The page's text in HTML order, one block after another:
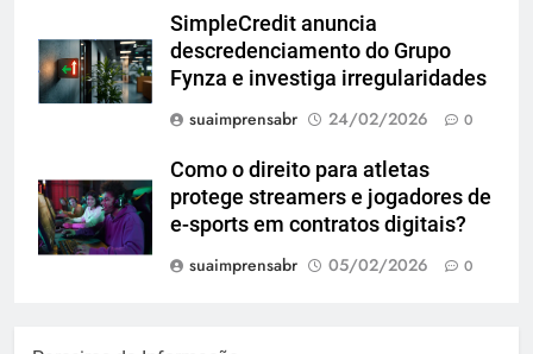
SimpleCredit anuncia
descredenciamento do Grupo
Fynza e investiga irregularidades
suaimprensabr
24/02/2026 0
Como o direito para atletas
protege streamers e jogadores de
e-sports em contratos digitais?
suaimprensabr
05/02/2026 0